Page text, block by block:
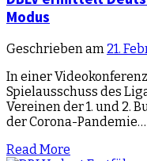
Modus
Geschrieben am 21.
In einer
Spielausschuss des
Vereinen der 1. und 2.
der Corona-Pandemie…
Read More